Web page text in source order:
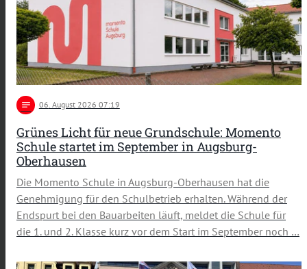
notes 06. August 2026 07:19
Grünes Licht für neue Grundschule: Momento
Schule startet im September in Augsburg-
Oberhausen
Die Momento Schule in Augsburg-Oberhausen hat die
Genehmigung für den Schulbetrieb erhalten. Während der
Endspurt bei den Bauarbeiten läuft, meldet die Schule für
die 1. und 2. Klasse kurz vor dem Start im September noch …